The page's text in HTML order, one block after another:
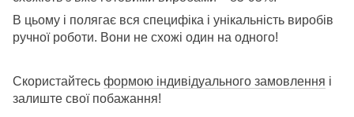
В цьому і полягає вся специфіка і унікальність виробів
ручної роботи. Вони не схожі один на одного!
Скористайтесь формою індивідуального замовлення і
залиште свої побажання!